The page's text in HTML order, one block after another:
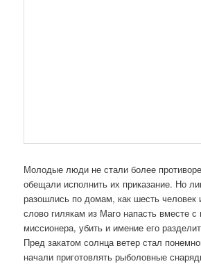
Молодые люди не стали более
обещали исполнить их приказание. Но
разошлись по домам, как шесть человек
слово гилякам из Маго напасть вместе с
миссионера, убить и имение его
Пред закатом солнца ветер стал
начали приготовлять рыболовные